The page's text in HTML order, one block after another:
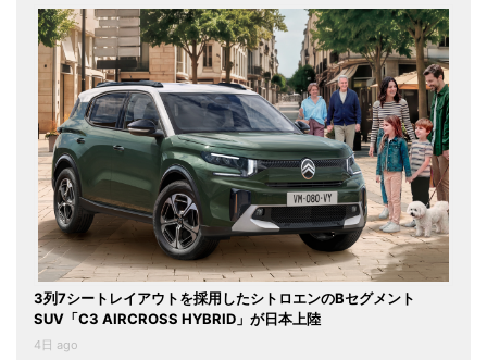
3列7シートレイアウトを採用したシトロエンのBセグメント
SUV「C3 AIRCROSS HYBRID」が日本上陸
4日 ago